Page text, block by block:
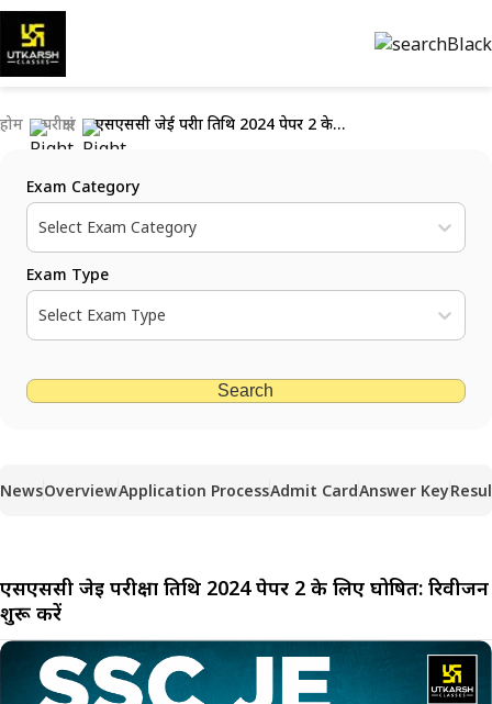
होम परीक्षाएं एसएससी जेई परीक्षा तिथि 2024 पेपर 2 के लिए घोषित: रिवीजन शुरू करें
Exam Category
Select Exam Category
Exam Type
Select Exam Type
Search
NewsOverviewApplication ProcessAdmit CardAnswer Key
एसएससी जेई परीक्षा तिथि 2024 पेपर 2 के लिए घोषित: रिवीजन
शुरू करें